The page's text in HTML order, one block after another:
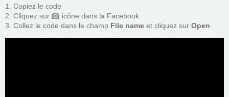
Copiez le code
Cliquez sur
icône dans la Facebook
Collez le code dans le champ File name et cliquez sur Open